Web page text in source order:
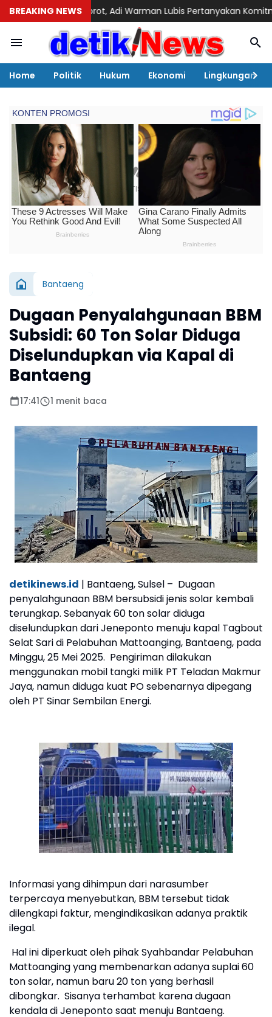
BREAKING NEWS
Adi Warman Lubis Pertanyakan Komitmen terhadap Sistem
Home Politik Hukum Ekonomi Lingkungan
Bantaeng
Dugaan Penyalahgunaan BBM
Subsidi: 60 Ton Solar Diduga
Diselundupkan via Kapal di
Bantaeng
17:41 1 menit baca
detikinews.id | Bantaeng, Sulsel – Dugaan
penyalahgunaan BBM bersubsidi jenis solar kembali
terungkap. Sebanyak 60 ton solar diduga
diselundupkan dari Jeneponto menuju kapal Tagbout
Selat Sari di Pelabuhan Mattoanging, Bantaeng, pada
Minggu, 25 Mei 2025. Pengiriman dilakukan
menggunakan mobil tangki milik PT Teladan Makmur
Jaya, namun diduga kuat PO sebenarnya dipegang
oleh PT Sinar Sembilan Energi.
Informasi yang dihimpun dari narasumber
terpercaya menyebutkan, BBM tersebut tidak
dilengkapi faktur, mengindikasikan adanya praktik
ilegal.
Hal ini diperkuat oleh pihak Syahbandar Pelabuhan
Mattoanging yang membenarkan adanya suplai 60
ton solar, namun baru 20 ton yang berhasil
dibongkar. Sisanya terhambat karena dugaan
kendala di Jeneponto saat menuju Bantaeng.